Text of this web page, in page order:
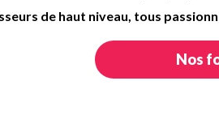
de haut niveau, tous
Nos